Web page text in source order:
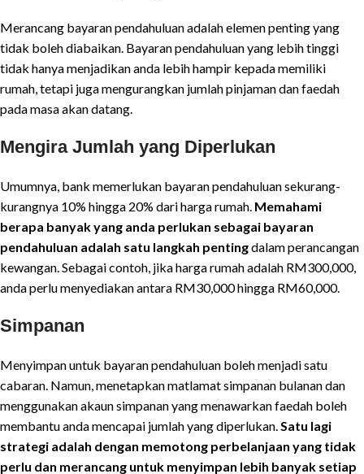
Merancang bayaran pendahuluan adalah elemen penting yang
tidak boleh diabaikan. Bayaran pendahuluan yang lebih tinggi
tidak hanya menjadikan anda lebih hampir kepada memiliki
rumah, tetapi juga mengurangkan jumlah pinjaman dan faedah
pada masa akan datang.
Mengira Jumlah yang Diperlukan
Umumnya, bank memerlukan bayaran pendahuluan sekurang-
kurangnya 10% hingga 20% dari harga rumah. Memahami
berapa banyak yang anda perlukan sebagai bayaran
pendahuluan adalah satu langkah pentingdalam perancangan
kewangan. Sebagai contoh, jika harga rumah adalah RM300,000,
anda perlu menyediakan antara RM30,000 hingga RM60,000.
Simpanan
Menyimpan untuk bayaran pendahuluan boleh menjadi satu
cabaran. Namun, menetapkan matlamat simpanan bulanan dan
menggunakan akaun simpanan yang menawarkan faedah boleh
membantu anda mencapai jumlah yang diperlukan. Satu lagi
strategi adalah dengan memotong perbelanjaan yang tidak
perlu dan merancang untuk menyimpan lebih banyak setiap